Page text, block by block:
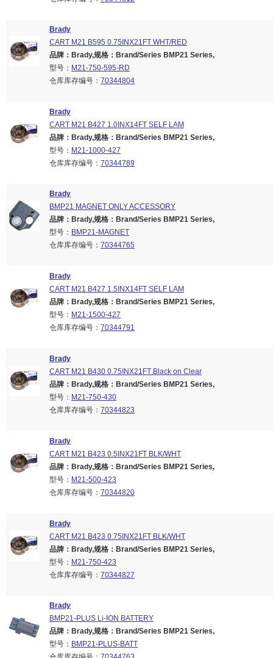
Brady
CART M21 B595 0.75INX21FT WHT/RED
品牌：Brady,规格：Brand/Series BMP21 Series,
型号： M21-750-595-RD
仓库库存编号： 70344804
Brady
CART M21 B427 1.0INX14FT SELF LAM
品牌：Brady,规格：Brand/Series BMP21 Series,
型号： M21-1000-427
仓库库存编号： 70344789
Brady
BMP21 MAGNET ONLY ACCESSORY
品牌：Brady,规格：Brand/Series BMP21 Series,
型号： BMP21-MAGNET
仓库库存编号： 70344765
Brady
CART M21 B427 1.5INX14FT SELF LAM
品牌：Brady,规格：Brand/Series BMP21 Series,
型号： M21-1500-427
仓库库存编号： 70344791
Brady
CART M21 B430 0.75INX21FT Black on Clear
品牌：Brady,规格：Brand/Series BMP21 Series,
型号： M21-750-430
仓库库存编号： 70344823
Brady
CART M21 B423 0.5INX21FT BLK/WHT
品牌：Brady,规格：Brand/Series BMP21 Series,
型号： M21-500-423
仓库库存编号： 70344820
Brady
CART M21 B423 0.75INX21FT BLK/WHT
品牌：Brady,规格：Brand/Series BMP21 Series,
型号： M21-750-423
仓库库存编号： 70344827
Brady
BMP21-PLUS Li-ION BATTERY
品牌：Brady,规格：Brand/Series BMP21 Series,
型号： BMP21-PLUS-BATT